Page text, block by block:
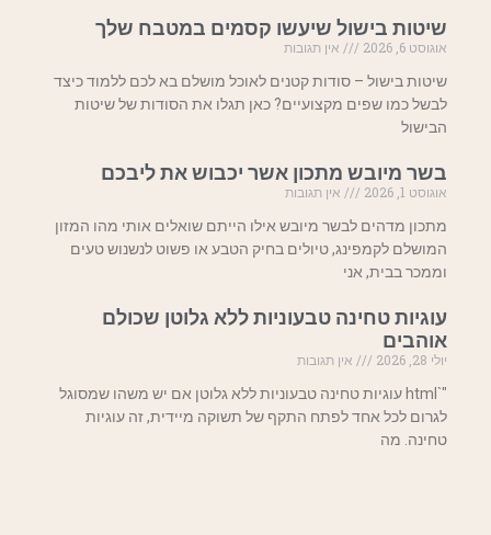
שיטות בישול שיעשו קסמים במטבח שלך
אוגוסט 6, 2026
אין תגובות
שיטות בישול – סודות קטנים לאוכל מושלם בא לכם ללמוד כיצד
לבשל כמו שפים מקצועיים? כאן תגלו את הסודות של שיטות
הבישול
בשר מיובש מתכון אשר יכבוש את ליבכם
אוגוסט 1, 2026
אין תגובות
מתכון מדהים לבשר מיובש אילו הייתם שואלים אותי מהו המזון
המושלם לקמפינג, טיולים בחיק הטבע או פשוט לנשנוש טעים
וממכר בבית, אני
עוגיות טחינה טבעוניות ללא גלוטן שכולם
אוהבים
יולי 28, 2026
אין תגובות
"`html עוגיות טחינה טבעוניות ללא גלוטן אם יש משהו שמסוגל
לגרום לכל אחד לפתח התקף של תשוקה מיידית, זה עוגיות
טחינה. מה